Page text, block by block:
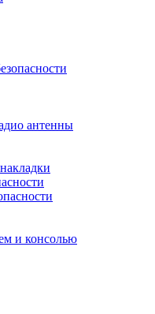
антенны
и консолью